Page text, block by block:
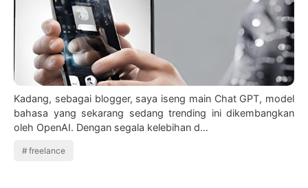
Kadang, sebagai blogger, saya iseng main Chat GPT, model
bahasa yang sekarang sedang trending ini dikembangkan
oleh OpenAI. Dengan segala kelebihan d…
freelance